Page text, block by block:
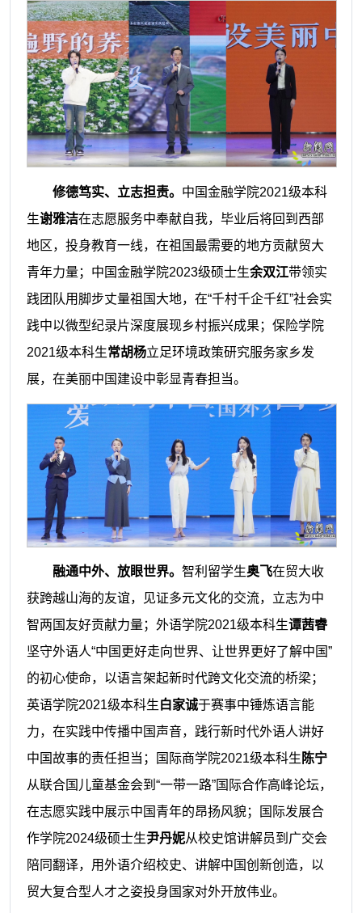
修德笃实、立志担责。 中国金融学院2021级本科
生谢雅洁在志愿服务中奉献自我，毕业后将回到西部
地区，投身教育一线，在祖国最需要的地方贡献贸大
青年力量；中国金融学院2023级硕士生余双江带领实
践团队用脚步丈量祖国大地，在“千村千企千红”社会实
践中以微型纪录片深度展现乡村振兴成果；保险学院
2021级本科生常胡杨立足环境政策研究服务家乡发
展，在美丽中国建设中彰显青春担当。
融通中外、放眼世界。 智利留学生奥飞在贸大收
获跨越山海的友谊，见证多元文化的交流，立志为中
智两国友好贡献力量；外语学院2021级本科生谭茜睿
坚守外语人“中国更好走向世界、让世界更好了解中国”
的初心使命，以语言架起新时代跨文化交流的桥梁；
英语学院2021级本科生白家诚于赛事中锤炼语言能
力，在实践中传播中国声音，践行新时代外语人讲好
中国故事的责任担当；国际商学院2021级本科生 陈宁
从联合国儿童基金会到“一带一路”国际合作高峰论坛，
在志愿实践中展示中国青年的昂扬风貌；国际发展合
作学院2024级硕士生尹丹妮从校史馆讲解员到广交会
陪同翻译，用外语介绍校史、讲解中国创新创造，以
贸大复合型人才之姿投身国家对外开放伟业。